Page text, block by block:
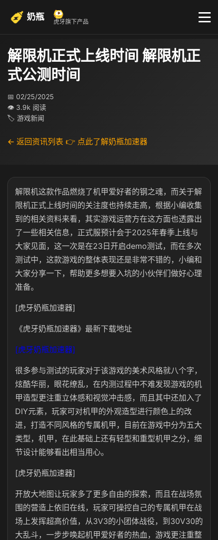
奶瓶 虎牙旗下产品
解限机正式上线时间 解限机正
式公测时间
📅 02/25/2025
👁 3.9k 阅读
🏷 游戏新闻
← 返回资讯列表 👉 点此了解奶瓶加速器
解限机这款作品燃烧了机甲爱好者的钢之魂，而关于解
限机正式上线时间的关注度也持续走高，根据小编收集
到的相关资料来看，其实游戏运营方在这方面也透露出
了一些相关信息，正式服预计会于2025年春季上线与
大家见面，这一次是在23日开启demo测试，而在多次
测试中，这款游戏的整体表现还是非常不错的，小编和
大家分享一下，帮助更多想要入坑的小伙伴们做好心理
准备。
[虎牙奶瓶加速器]
《虎牙奶瓶加速器》最新下载地址
[虎牙奶瓶加速器]
很多参与测试的玩家对于该游戏的美术风格就八个字，
炫酷华丽，眼花缭乱，在内测过程中不难发现游戏的机
甲造型更注重立体感和视觉冲击感，而且其中还加入了
DIY元素，玩家可对机甲的外观造型进行颜色上的改
进，打造不同风格的专属机甲，目前在游戏中分为五大
类型，机甲，在此基础上还有轻型和重型机甲之分，细
节设计能够看出相当用心。
[虎牙奶瓶加速器]
开放大地图让玩家多了更多自由的探索，而且在战场氛
围的营造上依旧在线，玩家可操控自己的专属机甲在战
场上发挥超高价值，从3V3的小团体战役，到30V30的
大乱斗，一步步唤起机甲爱好者的热血，游戏更注重整